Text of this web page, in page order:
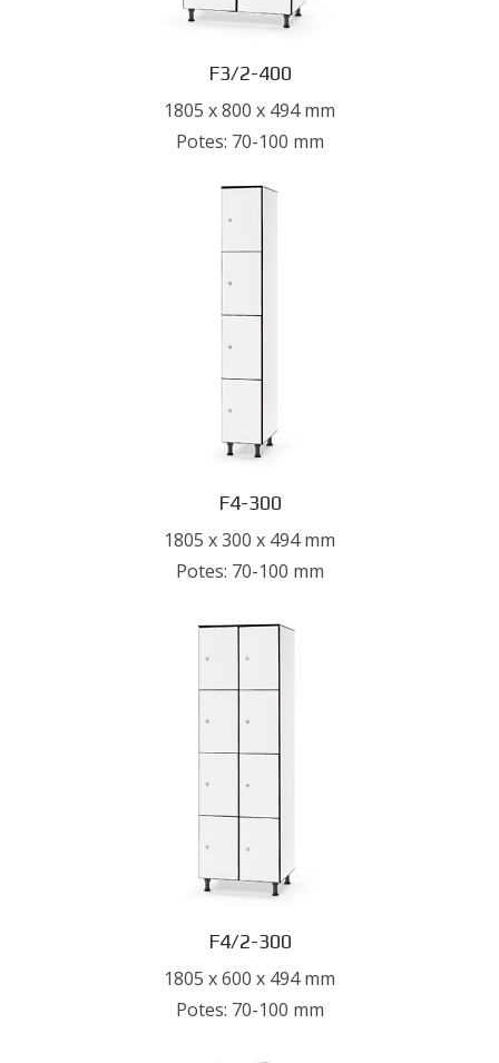
F3/2-400
1805 x 800 x 494 mm
Potes: 70-100 mm
F4-300
1805 x 300 x 494 mm
Potes: 70-100 mm
F4/2-300
1805 x 600 x 494 mm
Potes: 70-100 mm